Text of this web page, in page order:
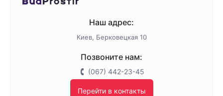
Наш адрес:
Киев, Берковецкая 10
Позвоните нам:
(067) 442-23-45
Перейти в контакты